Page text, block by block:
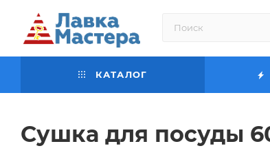
КАТАЛОГ
Сушка для посуды